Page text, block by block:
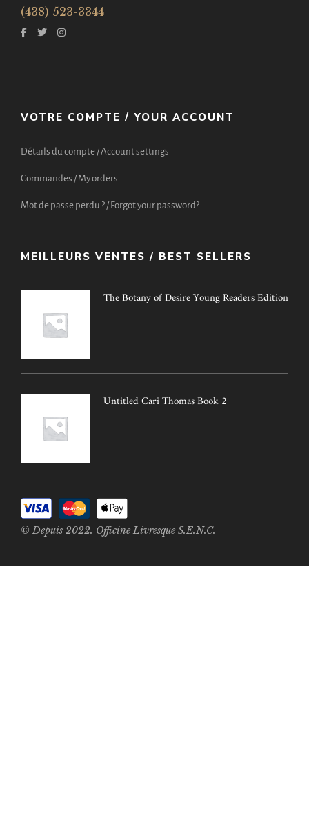
(438) 523-3344
VOTRE COMPTE / YOUR ACCOUNT
Détails du compte / Account settings
Commandes / My orders
Mot de passe perdu ? / Forgot your password?
MEILLEURS VENTES / BEST SELLERS
The Botany of Desire Young Readers Edition
Untitled Cari Thomas Book 2
© Depuis 2022. Officine Livresque S.E.N.C.